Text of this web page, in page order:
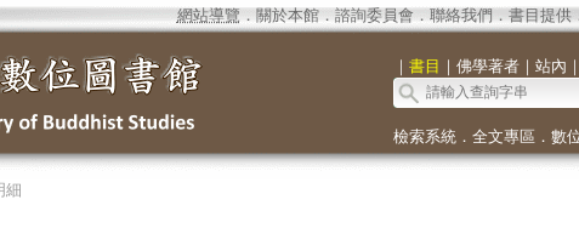
網站導覽 ． 關於本館． 諮詢委員會． 聯絡我們 ． 書目提供
｜ 書目 ｜ 佛學著者｜ 站內 ｜
檢索系統． 全文專區 ． 數
細